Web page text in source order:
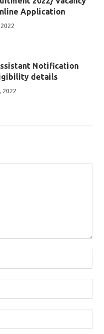
Application
Notification
details
2022